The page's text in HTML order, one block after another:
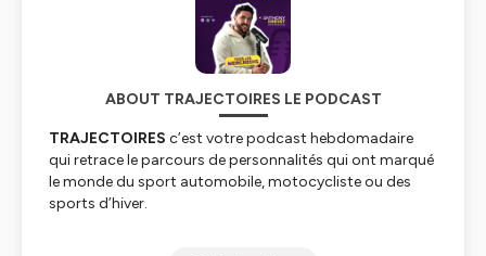
ABOUT TRAJECTOIRES LE PODCAST
TRAJECTOIRES c’est votre podcast hebdomadaire
qui retrace le parcours de personnalités qui ont marqué
le monde du sport automobile, motocycliste ou des
sports d’hiver.